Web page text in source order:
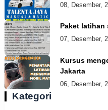
08, Desember,
Paket latihan
07, Desember,
Kursus
Jakarta
06, Desember,
Kategori